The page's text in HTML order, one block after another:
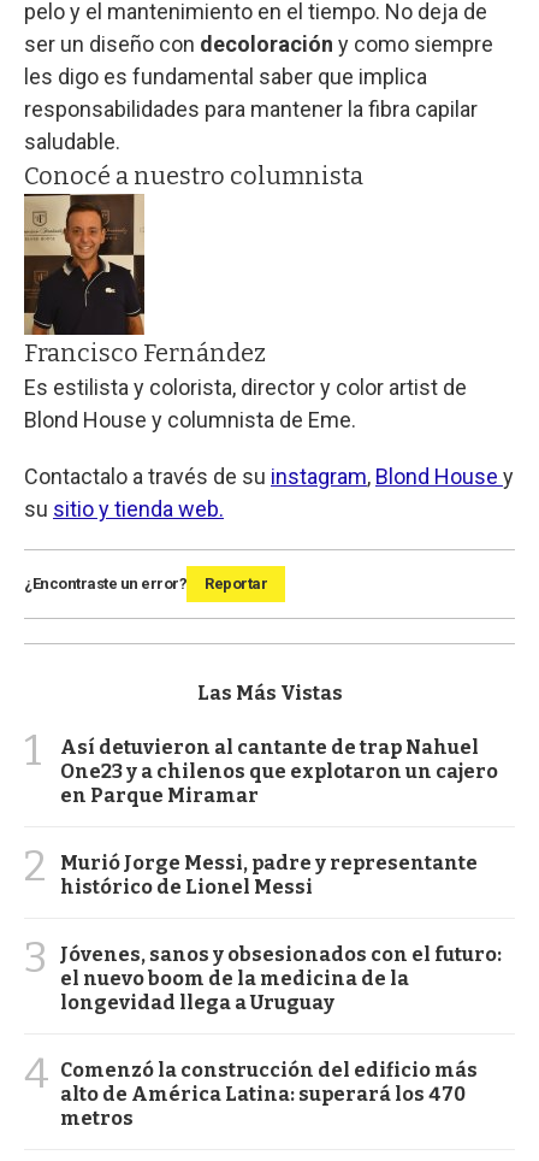
pelo y el mantenimiento en el tiempo. No deja de
ser un diseño con decoloración y como siempre
les digo es fundamental saber que implica
responsabilidades para mantener la fibra capilar
saludable.
Conocé a nuestro columnista
Francisco Fernández
Es estilista y colorista, director y color artist de
Blond House y columnista de Eme.
Contactalo a través de su instagram, Blond House y
su sitio y tienda web.
¿Encontraste un error? Reportar
Las Más Vistas
1
Así detuvieron al cantante de trap Nahuel
One23 y a chilenos que explotaron un cajero
en Parque Miramar
2
Murió Jorge Messi, padre y representante
histórico de Lionel Messi
3
Jóvenes, sanos y obsesionados con el futuro:
el nuevo boom de la medicina de la
longevidad llega a Uruguay
4 Comenzó la construcción del edificio más
alto de América Latina: superará los 470
metros